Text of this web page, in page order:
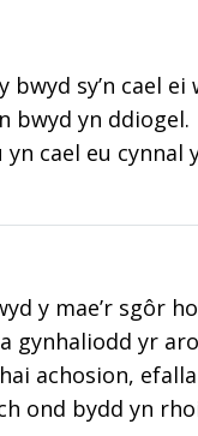
sy’n cael ei
bwyd yn ddiogel.
cael eu cynnal
y mae’r sgôr
gynhaliodd yr
achosion,
ond bydd yn